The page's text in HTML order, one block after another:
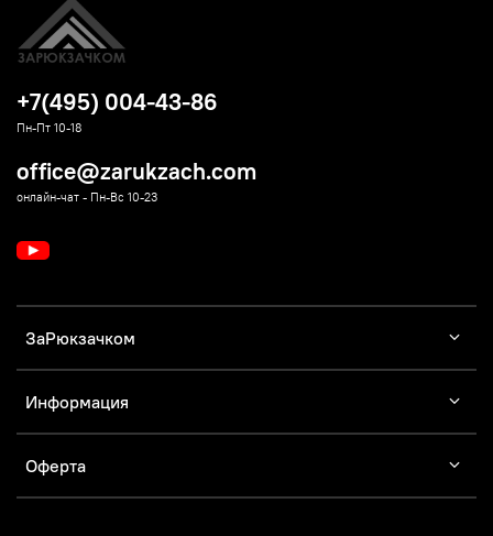
ЗаРюкзачком
Информация
Оферта
+7(495) 004-43-86
Пн-Пт 10-18
office@zarukzach.com
онлайн-чат - Пн-Вс 10-23